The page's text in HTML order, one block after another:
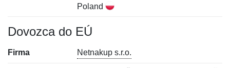
Poland
Dovozca do EÚ
Firma Netnakup s.r.o.